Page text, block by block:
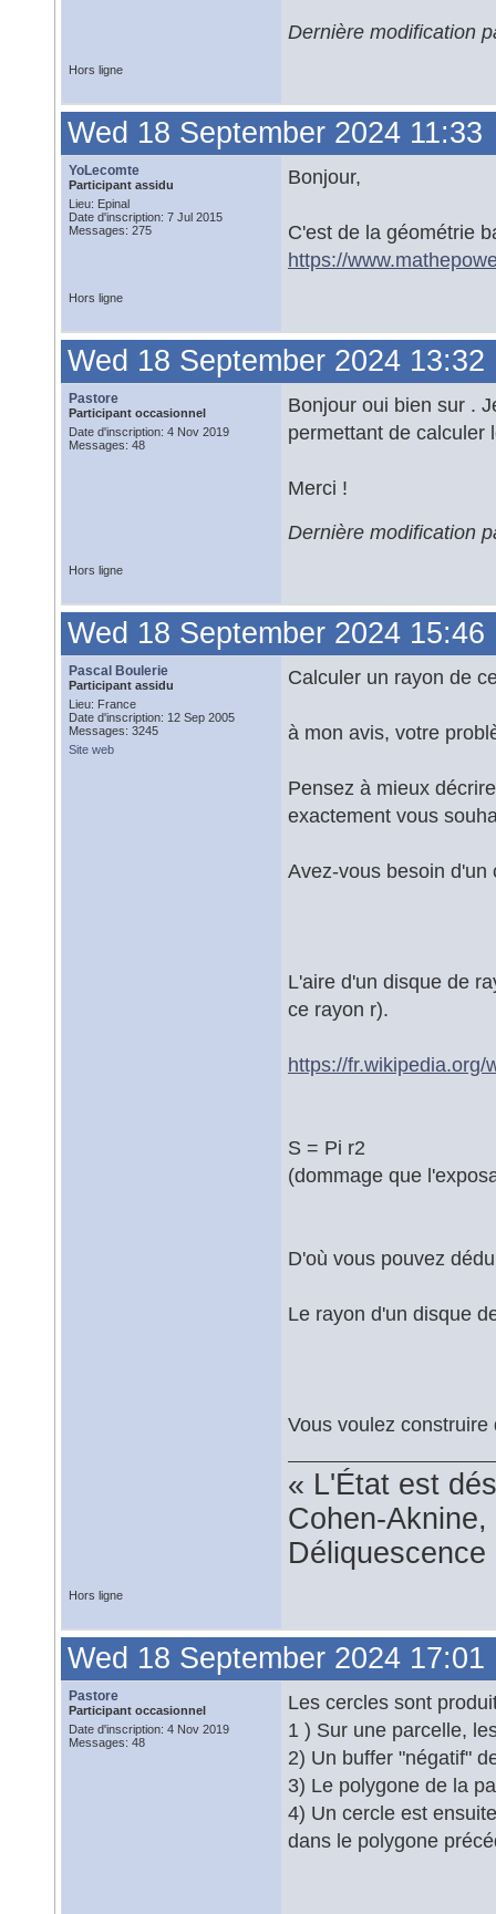
Dernière modification
Hors ligne
Wed 18 September 2024 11:33
YoLecomte
Participant assidu
Lieu: Epinal
Date d'inscription: 7 Jul 2015
Messages: 275
Bonjour,
C'est de la géométrie
https://
Hors ligne
Wed 18 September 2024 13:32
Pastore
Participant occasionnel
Date d'inscription: 4 Nov 2019
Messages: 48
Bonjour oui bien sur .
permettant de calculer
Merci !
Dernière modification
Hors ligne
Wed 18 September 2024 15:46
Pascal Boulerie
Participant assidu
Lieu: France
Date d'inscription: 12 Sep 2005
Messages: 3245
Site web
Calculer un rayon de
à mon avis, votre
Pensez à mieux
exactement vous
Avez-vous besoin d'un
L'aire d'un disque de
ce rayon r).
https://
S = Pi r2
(dommage que
D'où vous pouvez
Le rayon d'un disque
Vous voulez
« L'État est
Cohen-
Hors ligne
Wed 18 September 2024 17:01
Pastore
Participant occasionnel
Date d'inscription: 4 Nov 2019
Messages: 48
Les cercles sont
1 ) Sur une parcelle,
2) Un buffer "négatif"
3) Le polygone de la
4) Un cercle est
dans le polygone